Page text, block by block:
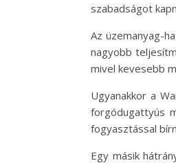
szabadságot
Az üzemanyag-
nagyobb
mivel kevesebb
Ugyanakkor a
forgódugattyús
fogyasztással
Egy másik